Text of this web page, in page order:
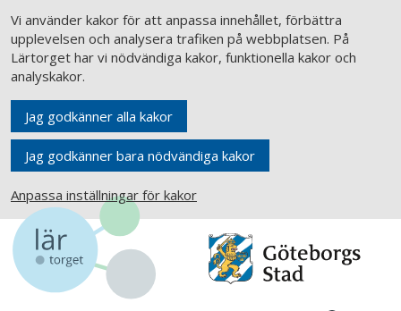
Vi använder kakor för att anpassa innehållet, förbättra
upplevelsen och analysera trafiken på webbplatsen. På
Lärtorget har vi nödvändiga kakor, funktionella kakor och
analyskakor.
Jag godkänner alla kakor
Jag godkänner bara nödvändiga kakor
Anpassa inställningar för kakor